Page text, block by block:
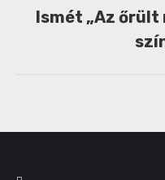
Ismét „Az őrült